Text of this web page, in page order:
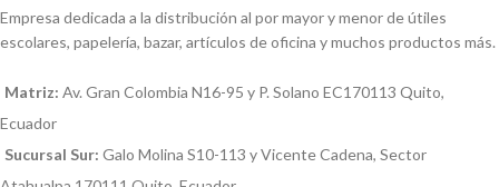
Empresa dedicada a la distribución al por mayor y menor de útiles
escolares, papelería, bazar, artículos de oficina y muchos productos más.
Matriz: Av. Gran Colombia N16-95 y P. Solano EC170113 Quito,
Ecuador
Sucursal Sur: Galo Molina S10-113 y Vicente Cadena, Sector